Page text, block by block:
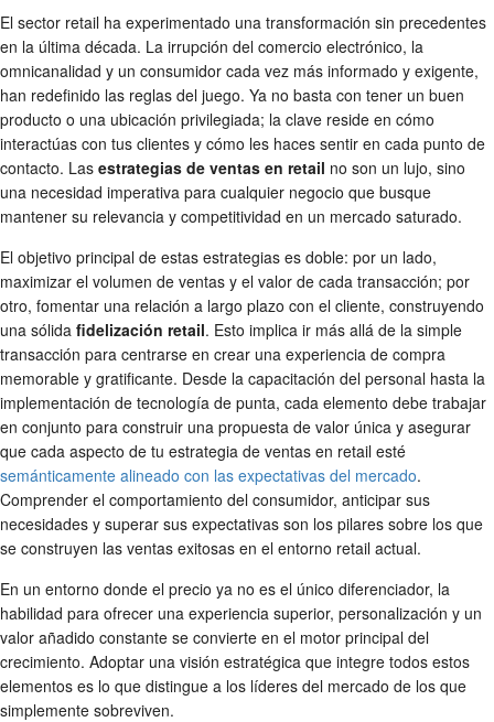
El sector retail ha experimentado una transformación sin precedentes
en la última década. La irrupción del comercio electrónico, la
omnicanalidad y un consumidor cada vez más informado y exigente,
han redefinido las reglas del juego. Ya no basta con tener un buen
producto o una ubicación privilegiada; la clave reside en cómo
interactúas con tus clientes y cómo les haces sentir en cada punto de
contacto. Las estrategias de ventas en retail no son un lujo, sino
una necesidad imperativa para cualquier negocio que busque
mantener su relevancia y competitividad en un mercado saturado.
El objetivo principal de estas estrategias es doble: por un lado,
maximizar el volumen de ventas y el valor de cada transacción; por
otro, fomentar una relación a largo plazo con el cliente, construyendo
una sólida fidelización retail. Esto implica ir más allá de la simple
transacción para centrarse en crear una experiencia de compra
memorable y gratificante. Desde la capacitación del personal hasta la
implementación de tecnología de punta, cada elemento debe trabajar
en conjunto para construir una propuesta de valor única y asegurar
que cada aspecto de tu estrategia de ventas en retail esté
semánticamente alineado con las expectativas del mercado.
Comprender el comportamiento del consumidor, anticipar sus
necesidades y superar sus expectativas son los pilares sobre los que
se construyen las ventas exitosas en el entorno retail actual.
En un entorno donde el precio ya no es el único diferenciador, la
habilidad para ofrecer una experiencia superior, personalización y un
valor añadido constante se convierte en el motor principal del
crecimiento. Adoptar una visión estratégica que integre todos estos
elementos es lo que distingue a los líderes del mercado de los que
simplemente sobreviven.